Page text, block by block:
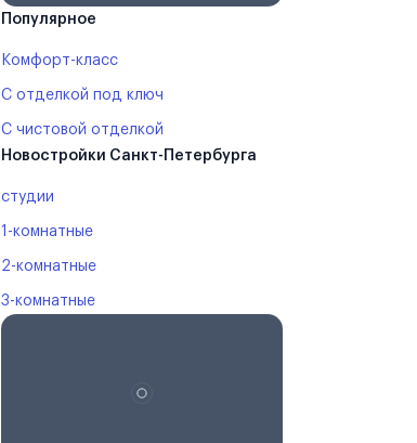
Популярное
Комфорт-класс
С отделкой под ключ
С чистовой отделкой
Новостройки Санкт-Петербурга
студии
1-комнатные
2-комнатные
3-комнатные